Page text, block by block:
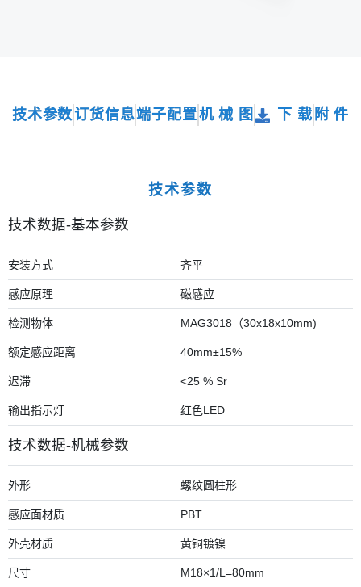
技术参数订货信息端子配置机 械 图 下 载 附 件
技术参数
技术数据-基本参数
安装方式 齐平
感应原理 磁感应
检测物体 MAG3018（30x18x10mm)
额定感应距离 40mm±15%
迟滞 <25 % Sr
输出指示灯 红色LED
技术数据-机械参数
外形 螺纹圆柱形
感应面材质 PBT
外壳材质 黄铜镀镍
尺寸 M18×1/L=80mm